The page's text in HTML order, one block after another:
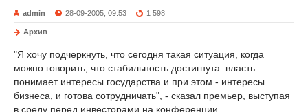
admin 28-09-2005, 09:53 1 598
Архив
"Я хочу подчеркнуть, что сегодня такая ситуация, когда
можно говорить, что стабильность достигнута: власть
понимает интересы государства и при этом - интересы
бизнеса, и готова сотрудничать", - сказал премьер, выступая
в среду перед инвесторами на конференции,